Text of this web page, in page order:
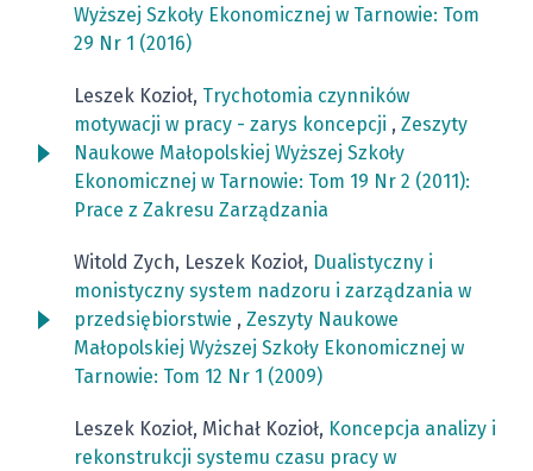
Wyższej Szkoły Ekonomicznej w Tarnowie: Tom
29 Nr 1 (2016)
Leszek Kozioł, Trychotomia czynników
motywacji w pracy - zarys koncepcji , Zeszyty
Naukowe Małopolskiej Wyższej Szkoły
Ekonomicznej w Tarnowie: Tom 19 Nr 2 (2011):
Prace z Zakresu Zarządzania
Witold Zych, Leszek Kozioł, Dualistyczny i
monistyczny system nadzoru i zarządzania w
przedsiębiorstwie , Zeszyty Naukowe
Małopolskiej Wyższej Szkoły Ekonomicznej w
Tarnowie: Tom 12 Nr 1 (2009)
Leszek Kozioł, Michał Kozioł, Koncepcja analizy i
rekonstrukcji systemu czasu pracy w